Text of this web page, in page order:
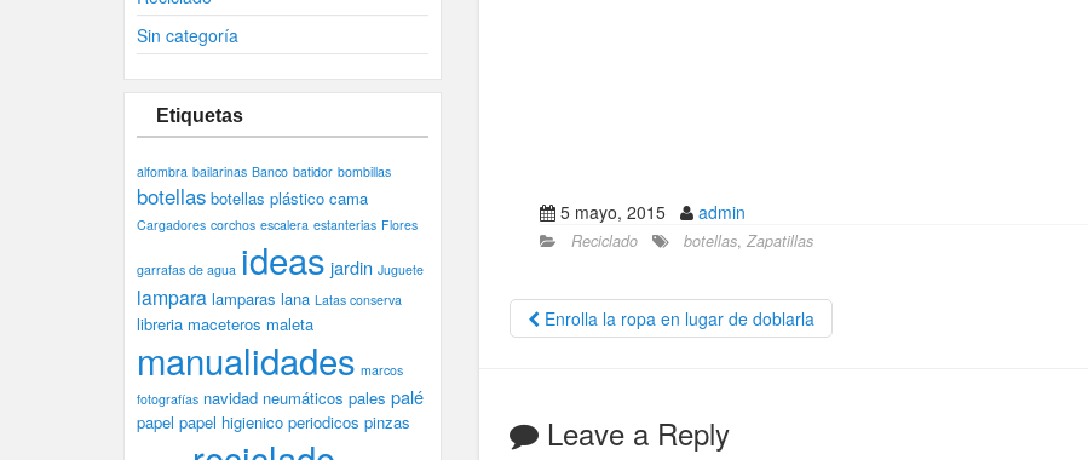
Sin categoría
Etiquetas
alfombra bailarinas Banco batidor bombillas
botellas botellas plástico cama
Cargadores corchos escalera estanterias Flores
garrafas de agua ideas jardin Juguete
lampara lamparas lana Latas conserva
libreria maceteros maleta
manualidades marcos
fotografías navidad neumáticos pales palé
papel papel higienico periodicos pinzas
5 mayo, 2015 admin
Reciclado botellas, Zapatillas
Enrolla la ropa en lugar de doblarla
Leave a Reply